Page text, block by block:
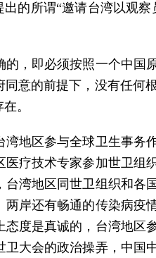
的所谓“邀请台湾以观
，即必须按照一个中国
意的前提下，没有任何
。
地区参与全球卫生事务
疗技术专家参加世卫组
湾地区同世卫组织和各
岸还有畅通的传染病疫
度是真诚的，台湾地区
大会的政治操弄，中国